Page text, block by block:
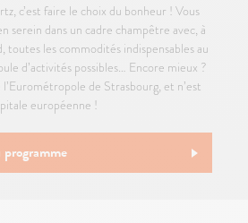
c’est faire le choix du bonheur ! Vous
serein dans un cadre champêtre avec, à
toutes les commodités indispensables au
d’activités possibles… Encore mieux ?
de Strasbourg, et n’est
européenne !